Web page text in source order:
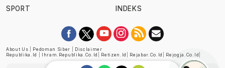
SPORT
INDEKS
About Us Pedoman Siber
Disclaimer
Republika.id
Ihram.republika.co.id Retizen.id Rejabar.co.id Rejogja.co.id